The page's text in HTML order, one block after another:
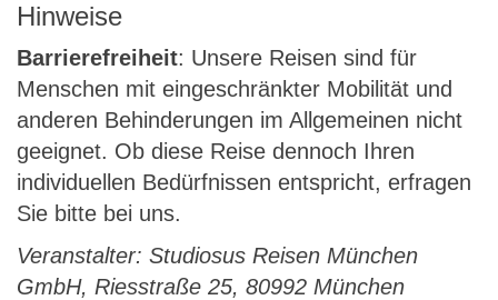
Hinweise
Barrierefreiheit: Unsere Reisen sind für
Menschen mit eingeschränkter Mobilität und
anderen Behinderungen im Allgemeinen nicht
geeignet. Ob diese Reise dennoch Ihren
individuellen Bedürfnissen entspricht, erfragen
Sie bitte bei uns.
Veranstalter: Studiosus Reisen München
GmbH, Riesstraße 25, 80992 München